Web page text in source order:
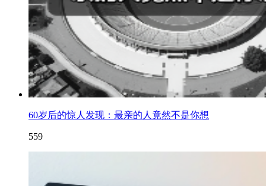
60岁后的惊人发现：最亲的人竟然不是你想
559